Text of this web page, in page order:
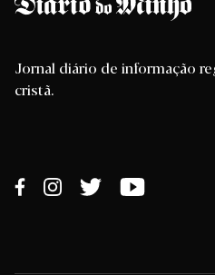
Jornal diário de informação
cristã.